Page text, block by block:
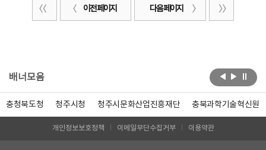
이전 페이지 다음 페이지
배너모음
충청북도청 청주시청 청주시문화산업진흥재단 충북과학기술혁신원
개인정보보호정책 이메일무단수집거부 이용약관